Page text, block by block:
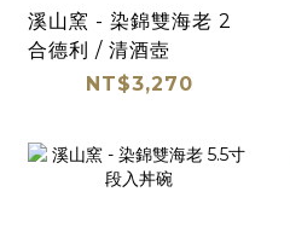
溪山窯 - 染錦雙海老 2
合德利 / 清酒壺
NT$3,270